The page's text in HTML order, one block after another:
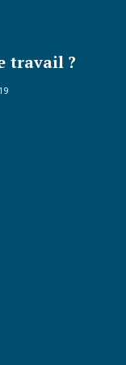
travail ?